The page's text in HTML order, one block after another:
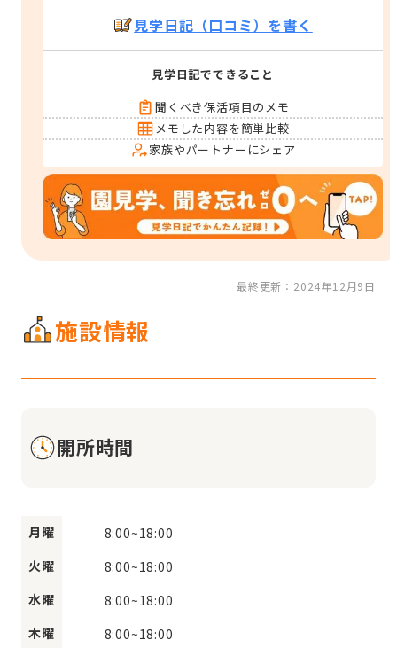
見学日記（口コミ）を書く
見学日記でできること
聞くべき保活項目のメモ
メモした内容を簡単比較
家族やパートナーにシェア
最終更新：2024年12月9日
施設情報
開所時間
月曜 8:00~18:00
火曜
8:00~18:00
水曜
8:00~18:00
木曜
8:00~18:00